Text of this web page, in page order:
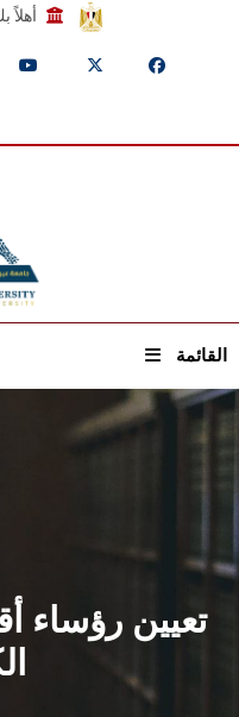
القائمة
تعيين رؤساء